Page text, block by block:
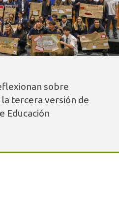
sobre
tercera versión de
Educación